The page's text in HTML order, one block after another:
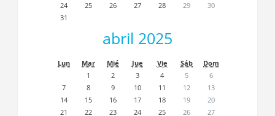
24
25 26 27 28 29
30
31
abril 2025
Lun Mar Mié Jue Vie Sáb
Dom
1
2 3 4 5
6
7
8 9 10 11 12
13
14
15 16 17 18 19
20
21
22 23 24 25 26
27